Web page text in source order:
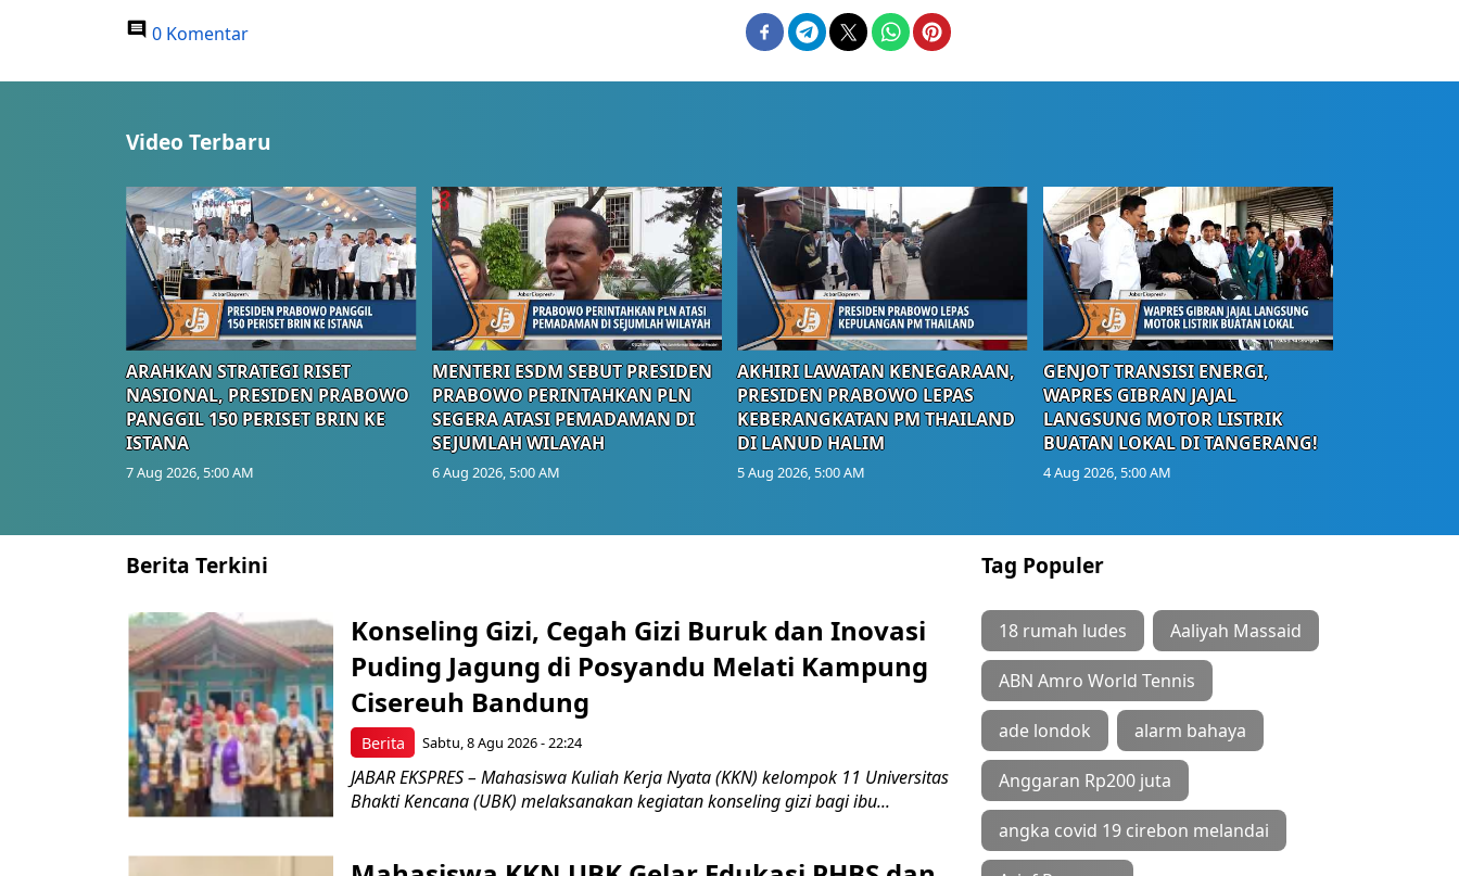
0 Komentar
Video Terbaru
ARAHKAN STRATEGI RISET
NASIONAL, PRESIDEN PRABOWO
PANGGIL 150 PERISET BRIN KE
ISTANA
7 Aug 2026, 5:00 AM
MENTERI ESDM SEBUT PRESIDEN
PRABOWO PERINTAHKAN PLN
SEGERA ATASI PEMADAMAN DI
SEJUMLAH WILAYAH
6 Aug 2026, 5:00 AM
AKHIRI LAWATAN KENEGARAAN,
PRESIDEN PRABOWO LEPAS
KEBERANGKATAN PM THAILAND
DI LANUD HALIM
5 Aug 2026, 5:00 AM
GENJOT TRANSISI ENERGI,
WAPRES GIBRAN JAJAL
LANGSUNG MOTOR LISTRIK
BUATAN LOKAL DI TANGERANG!
4 Aug 2026, 5:00 AM
Berita Terkini
Berita
Konseling Gizi, Cegah Gizi Buruk dan Inovasi
Puding Jagung di Posyandu Melati Kampung
Cisereuh Bandung
Sabtu, 8 Agu 2026 - 22:24
JABAR EKSPRES – Mahasiswa Kuliah Kerja Nyata (KKN) kelompok 11 Universitas
Bhakti Kencana (UBK) melaksanakan kegiatan konseling gizi bagi ibu...
Tag Populer
18 rumah ludes Aaliyah Massaid
ABN Amro World Tennis
ade londok alarm bahaya
Anggaran Rp200 juta
angka covid 19 cirebon melandai